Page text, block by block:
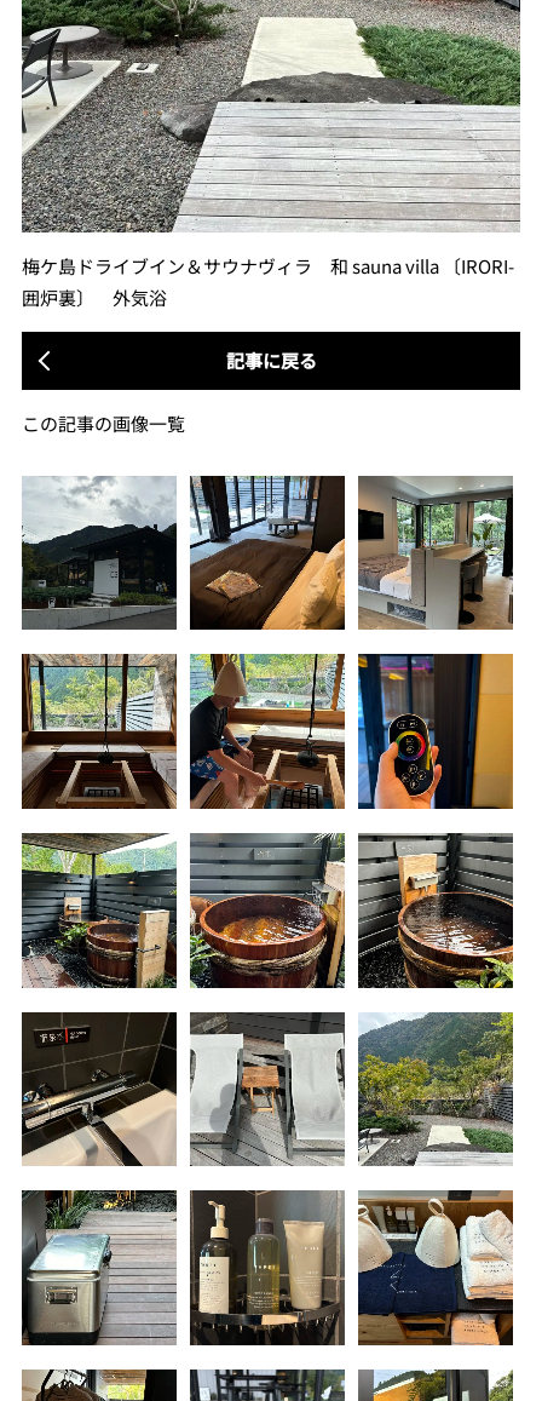
梅ケ島ドライブイン＆サウナヴィラ 和 sauna villa 〔IRORI-
囲炉裏〕 外気浴
記事に戻る
この記事の画像一覧